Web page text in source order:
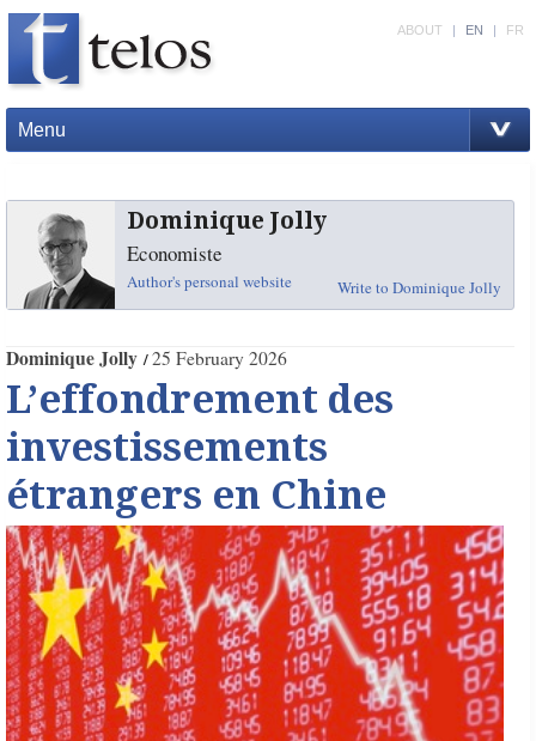
Menu
ABOUT | EN | FR
Dominique Jolly
Economiste
Author's personal website Write to Dominique Jolly
Dominique Jolly 25 February 2026
L’effondrement des
investissements
étrangers en Chine